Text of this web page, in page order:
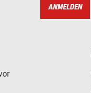
ANMELDEN